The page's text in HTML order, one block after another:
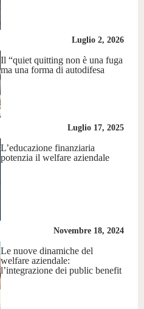
Luglio 2, 2026
Il “quiet quitting non è una fuga
ma una forma di autodifesa
Luglio 17, 2025
L’educazione finanziaria
potenzia il welfare aziendale
Novembre 18, 2024
Le nuove dinamiche del
welfare aziendale:
l’integrazione dei public benefit